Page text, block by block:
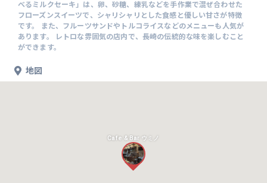
べるミルクセーキ」は、卵、砂糖、練乳などを手作業で混ぜ合わせた
フローズンスイーツで、シャリシャリとした食感と優しい甘さが特徴
です。 また、フルーツサンドやトルコライスなどのメニューも人気が
あります。 レトロな雰囲気の店内で、長崎の伝統的な味を楽しむこと
ができます。
地図
Cafe & Bar ウミノ